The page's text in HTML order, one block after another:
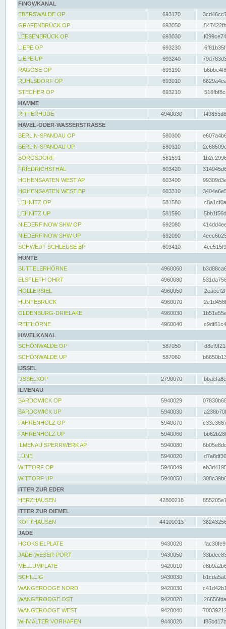
FINOWKANAL
EBERSWALDE OP
693170
GRAFENBRÜCK OP
693050
LEESENBRÜCK OP
693030
LIEPE OP
693230
LIEPE UP
693240
RAGÖSE OP
693190
RUHLSDORF OP
693010
STECHER OP
693210
HAMME
RITTERHUDE
4940030
HAVEL-ODER-WASSERSTRASSE
BERLIN-SPANDAU OP
580300
BERLIN-SPANDAU UP
580310
BORGSDORF
581591
FRIEDRICHSTHAL
603420
HOHENSAATEN WEST AP
603400
HOHENSAATEN WEST BP
603310
LEHNITZ OP
581580
LEHNITZ UP
581590
NIEDERFINOW SHW OP
692080
NIEDERFINOW SHW UP
692090
SCHWEDT SCHLEUSE BP
603410
HUNTE
BUTTELERHÖRNE
4960060
ELSFLETH OHRT
4960080
HOLLERSIEL
4960050
HUNTEBRÜCK
4960070
OLDENBURG-DRIELAKE
4960030
REITHÖRNE
4960040
HAVELKANAL
SCHÖNWALDE OP
587050
SCHÖNWALDE UP
587060
IJSSEL
IJSSELKOP
2790070
ILMENAU
BARDOWICK OP
5940029
BARDOWICK UP
5940030
FAHRENHOLZ OP
5940070
FAHRENHOLZ UP
5940060
ILMENAU SPERRWERK AP
5940080
LÜNE
5940020
WITTORF OP
5940049
WITTORF UP
5940050
ITTER ZUR EDER
HERZHAUSEN
42800218
ITTER ZUR DIEMEL
KOTTHAUSEN
44100013
JADE
HOOKSIELPLATE
9430020
JADE-WESER-PORT
9430050
MELLUMPLATE
9420010
SCHILLIG
9430030
WANGEROOGE NORD
9420030
WANGEROOGE OST
9420020
WANGEROOGE WEST
9420040
WHV ALTER VORHAFEN
9440020